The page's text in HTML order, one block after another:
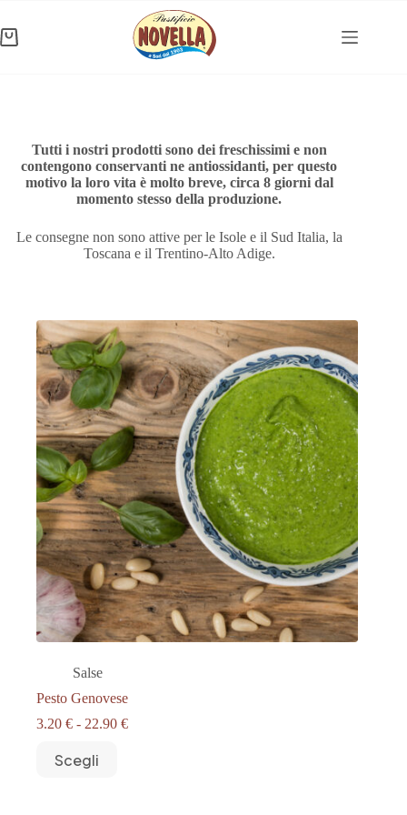
contenuto
Carrello
Tutti i nostri prodotti sono dei freschissimi e non
contengono conservanti ne antiossidanti, per questo
motivo la loro vita è molto breve, circa 8 giorni dal
momento stesso della produzione.
Le consegne non sono attive per le Isole e il Sud Italia, la
Toscana e il Trentino-Alto Adige.
Salse
Pesto Genovese
3.20 € - 22.90 €Fascia
Scegli
prodotto